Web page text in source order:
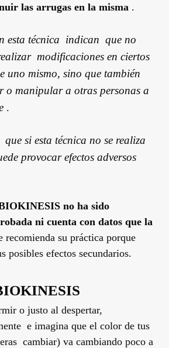
las arrugas en la misma .
esta técnica indican que no
modificaciones en ciertos
uno mismo, sino que también
o manipular a otras personas a
.
si esta técnica no se realiza
provocar efectos adversos
no ha sido
ni cuenta con datos que la
recomienda su práctica porque
posibles efectos secundarios.
o justo al despertar,
e imagina que el color de tus
cambiar) va cambiando poco a